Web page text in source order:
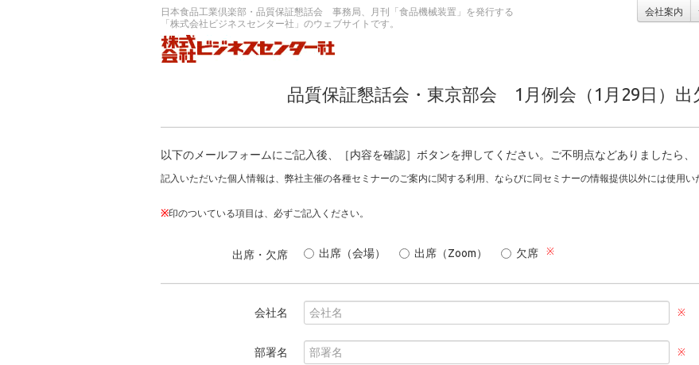
日本食品工業倶楽部・品質保証懇話会 事務局、月刊「食品機械装置」を発行する
「株式会社ビジネスセンター社」のウェブサイトです。
会社案内
品質保証懇話会・東京部会 1月例会（1月29日）出
以下のメールフォームにご記入後、［内容を確認］ボタンを押してください。ご不明点などありましたら、
記入いただいた個人情報は、弊社主催の各種セミナーのご案内に関する利用、ならびに同セミナーの情報提供以外には使用い
※印のついている項目は、必ずご記入ください。
出席・欠席 出席（会場） 出席（Zoom） 欠席 ※
会社名 ※
部署名 ※